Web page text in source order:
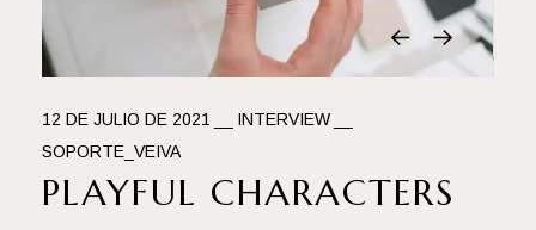
12 DE JULIO DE 2021
INTERVIEW
SOPORTE_VEIVA
PLAYFUL CHARACTERS